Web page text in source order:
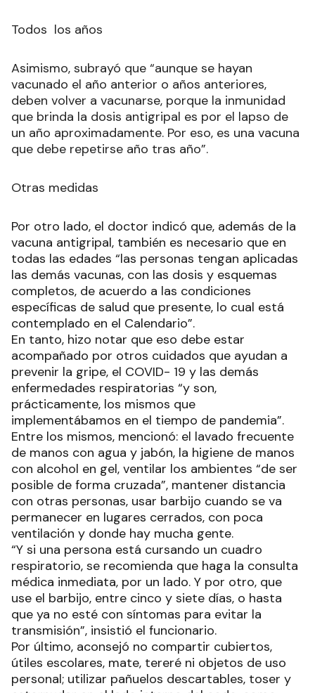
Todos los años
Asimismo, subrayó que “aunque se hayan
vacunado el año anterior o años anteriores,
deben volver a vacunarse, porque la inmunidad
que brinda la dosis antigripal es por el lapso de
un año aproximadamente. Por eso, es una vacuna
que debe repetirse año tras año”.
Otras medidas
Por otro lado, el doctor indicó que, además de la
vacuna antigripal, también es necesario que en
todas las edades “las personas tengan aplicadas
las demás vacunas, con las dosis y esquemas
completos, de acuerdo a las condiciones
específicas de salud que presente, lo cual está
contemplado en el Calendario”.
En tanto, hizo notar que eso debe estar
acompañado por otros cuidados que ayudan a
prevenir la gripe, el COVID- 19 y las demás
enfermedades respiratorias “y son,
prácticamente, los mismos que
implementábamos en el tiempo de pandemia”.
Entre los mismos, mencionó: el lavado frecuente
de manos con agua y jabón, la higiene de manos
con alcohol en gel, ventilar los ambientes “de ser
posible de forma cruzada”, mantener distancia
con otras personas, usar barbijo cuando se va
permanecer en lugares cerrados, con poca
ventilación y donde hay mucha gente.
“Y si una persona está cursando un cuadro
respiratorio, se recomienda que haga la consulta
médica inmediata, por un lado. Y por otro, que
use el barbijo, entre cinco y siete días, o hasta
que ya no esté con síntomas para evitar la
transmisión”, insistió el funcionario.
Por último, aconsejó no compartir cubiertos,
útiles escolares, mate, tereré ni objetos de uso
personal; utilizar pañuelos descartables, toser y